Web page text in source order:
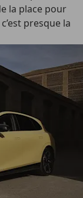
la place pour
presque la